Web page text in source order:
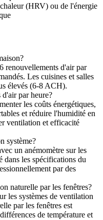
(HRV) ou de l'énergie
renouvellements d'air par
Les cuisines et salles
élevés (6-8 ACH).
par heure?
les coûts énergétiques,
et réduire l'humidité en
ventilation et efficacité
système?
un anémomètre sur les
dans les spécifications du
par des
naturelle par les fenêtres?
les systèmes de ventilation
par les fenêtres est
de température et